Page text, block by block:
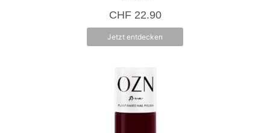
n
5
CHF22.90
Jetzt entdecken